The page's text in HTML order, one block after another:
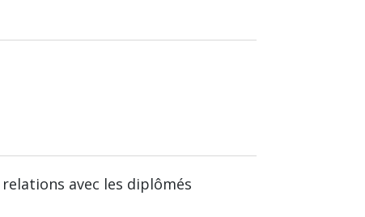
avec les diplômés